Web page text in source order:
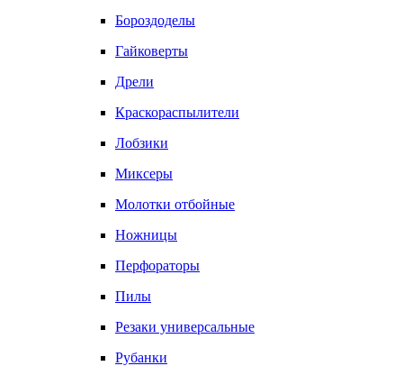
Бороздоделы
Гайковерты
Дрели
Краскораспылители
Лобзики
Миксеры
Молотки отбойные
Ножницы
Перфораторы
Пилы
Резаки универсальные
Рубанки